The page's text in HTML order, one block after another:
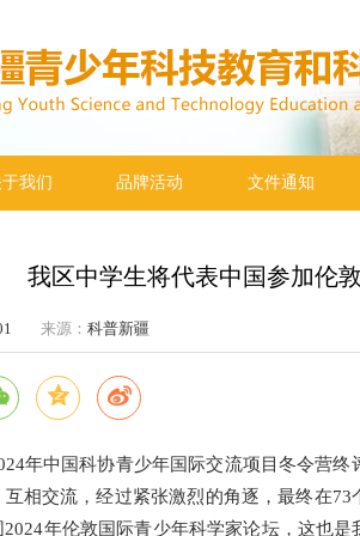
我们 品牌活动 文件通知
我区中学生将代表中国参加伦
来源： 科普新疆
年中国科协青少年国际交流项目冬令营
相交流，经过紧张激烈的角逐，最终在
2024年伦敦国际青少年科学家论坛，这也